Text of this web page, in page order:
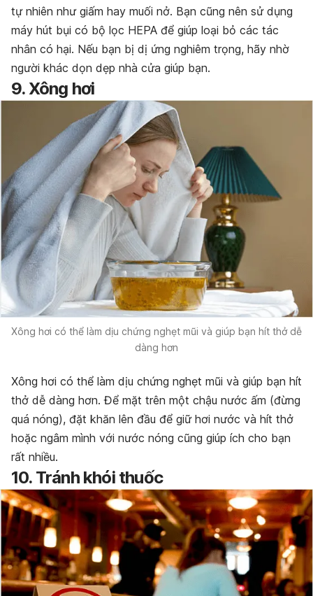
tự nhiên như giấm hay muối nở. Bạn cũng nên sử dụng
máy hút bụi có bộ lọc HEPA để giúp loại bỏ các tác
nhân có hại. Nếu bạn bị dị ứng nghiêm trọng, hãy nhờ
người khác dọn dẹp nhà cửa giúp bạn.
9. Xông hơi
Xông hơi có thể làm dịu chứng nghẹt mũi và giúp bạn hít thở dễ
dàng hơn
Xông hơi có thể làm dịu chứng nghẹt mũi và giúp bạn hít
thở dễ dàng hơn. Để mặt trên một chậu nước ấm (đừng
quá nóng), đặt khăn lên đầu để giữ hơi nước và hít thở
hoặc ngâm mình với nước nóng cũng giúp ích cho bạn
rất nhiều.
10. Tránh khói thuốc